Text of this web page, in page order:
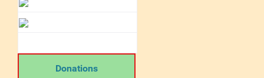
Donations